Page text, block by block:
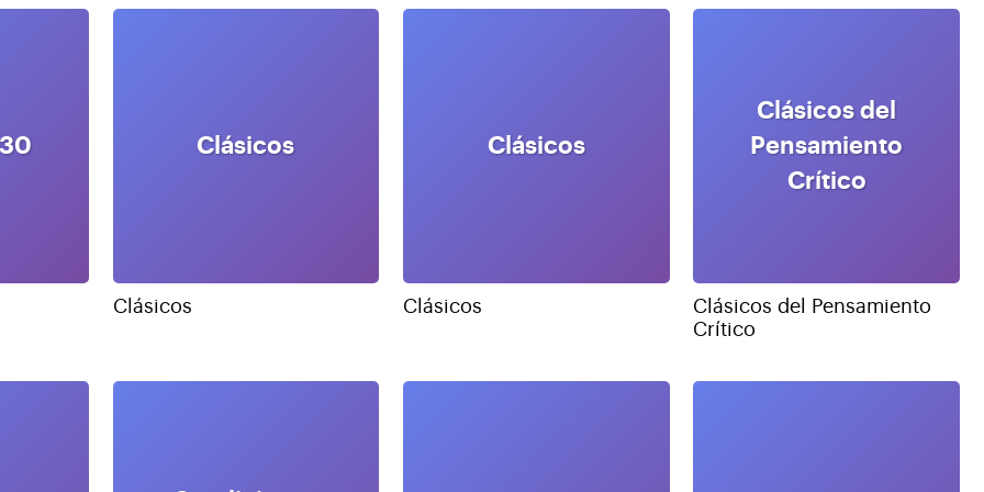
Clásicos
Clásicos
Clásicos
Clásicos
Clásicos del
Pensamiento
Crítico
Clásicos del Pensamiento
Crítico